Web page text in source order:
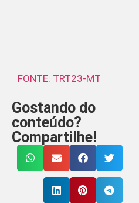
FONTE: TRT23-MT
Gostando do
conteúdo?
Compartilhe!